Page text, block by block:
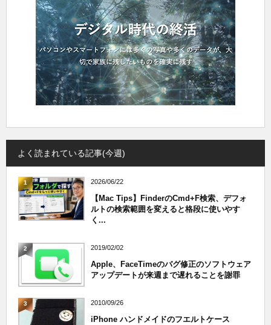
よく読まれている記事(今週)
1 2026/06/22
【Mac Tips】FinderのCmd+F検索、デフォ
ルトの検索範囲を変えると格段に使いやす
く...
2 2019/02/02
Apple、FaceTimeのバグ修正のソフトウェア
アップデートが来週まで遅れることを謝罪
3 2010/09/26
iPhone ハンドメイドのフエルトケース